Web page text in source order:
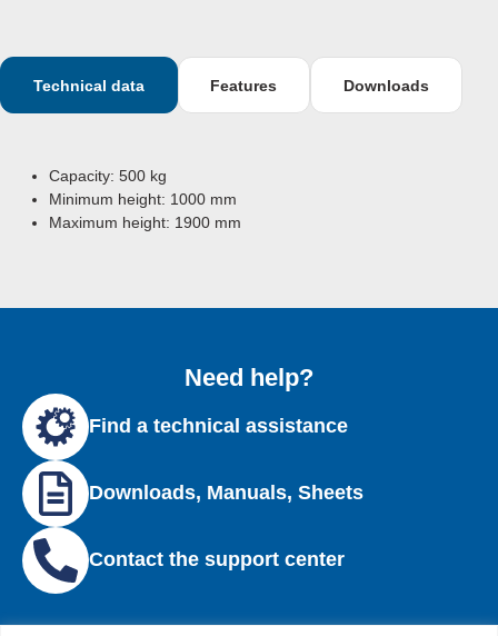
Technical data Features Downloads
Capacity: 500 kg
Minimum height: 1000 mm
Maximum height: 1900 mm
Need help?
Find a technical assistance
Downloads, Manuals, Sheets
Contact the support center